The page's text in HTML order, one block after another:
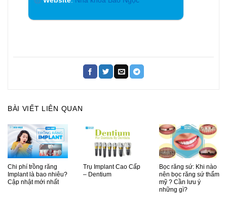
BÀI VIẾT LIÊN QUAN
Chi phí trồng răng
Implant là bao nhiêu?
Cập nhật mới nhất
Trụ Implant Cao Cấp
– Dentium
Bọc răng sứ: Khi nào
nên bọc răng sứ thẩm
mỹ ? Cần lưu ý
những gì?